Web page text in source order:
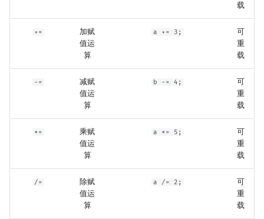
载
+=
加赋
值运
算
a += 3;
可
重
载
-=
减赋
值运
算
b -= 4;
可
重
载
*=
乘赋
值运
算
a *= 5;
可
重
载
/=
除赋
值运
算
a /= 2;
可
重
载